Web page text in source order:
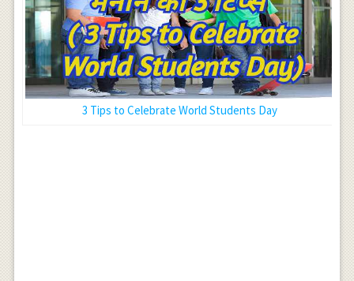
3 Tips to Celebrate World Students Day